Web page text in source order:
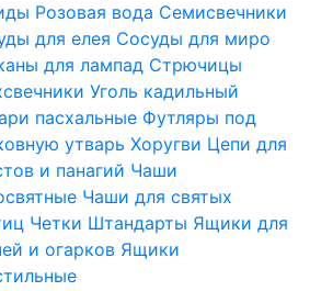
Розовая вода Семисвечники
для елея Сосуды для миро
для лампад Стрючицы
Уголь кадильный
пасхальные Футляры под
утварь Хоругви Цепи для
и панагий Чаши
Чаши для святых
Четки Штандарты Ящики для
и огарков Ящики